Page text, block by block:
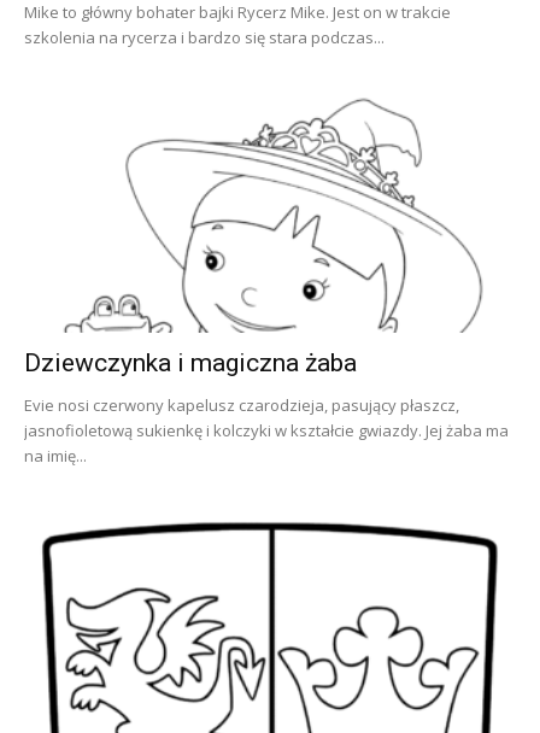
Mike to główny bohater bajki Rycerz Mike. Jest on w trakcie
szkolenia na rycerza i bardzo się stara podczas...
Dziewczynka i magiczna żaba
Evie nosi czerwony kapelusz czarodzieja, pasujący płaszcz,
jasnofioletową sukienkę i kolczyki w kształcie gwiazdy. Jej żaba ma
na imię...